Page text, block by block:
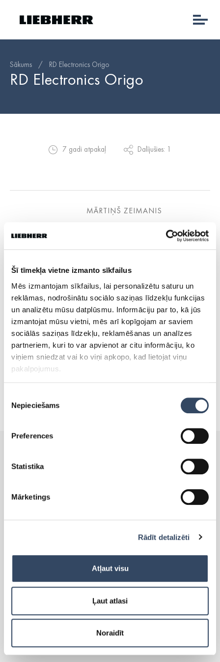
Šī tīmekļa vietne izmanto sīkfailus
Mēs izmantojam sīkfailus, lai personalizētu saturu un
reklāmas, nodrošinātu sociālo saziņas līdzekļu funkcijas
un analizētu mūsu datplūsmu. Informāciju par to, kā jūs
izmantojat mūsu vietni, mēs arī kopīgojam ar saviem
sociālās saziņas līdzekļu, reklamēšanas un analīzes
partneriem, kuri to var apvienot ar citu informāciju, ko
viņiem sniedzat vai ko viņi apkopo, kad lietojat viņu
pakalpojumus.
izvēle
Nepieciešams
Preferences
Statistika
Mārketings
Rādīt detalizēti
Atļaut visu
Ļaut atlasi
Noraidīt
Sākums / RD Electronics Origo
RD Electronics Origo
7 gadi atpakaļ Dalījušies: 1
MĀRTIŅŠ ZEIMANIS
Tevi varētu interēsēt:
SALDĒTAVAS, KURAS VAR
TIKT IZMANTOTAS ZEMĀS
TEMPERATŪRĀS!
Side-By-Side
Iebūvējamie ledusskapji
Cigāru skapis
Aksesuāri